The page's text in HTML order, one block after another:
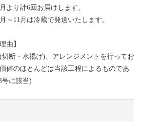
より計6回お届けします。
～11月は冷蔵で発送いたします。
由】
断・水揚げ)、アレンジメントを行ってお
値のほとんどは当該工程によるものであ
号に該当)